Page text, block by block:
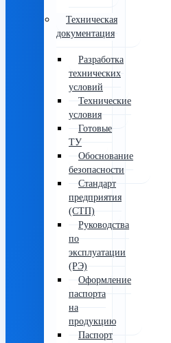
Техническая
документация
Разработка
технических
условий
Технические
условия
Готовые
ТУ
Обоснование
безопасности
Стандарт
предприятия
(СТП)
Руководства
по
эксплуатации
(РЭ)
Оформление
паспорта
на
продукцию
Паспорт